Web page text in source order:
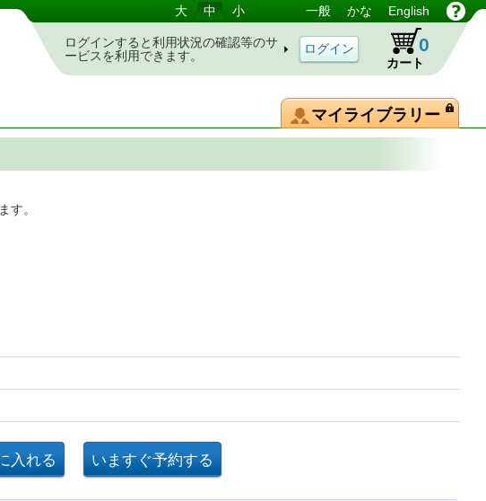
大 中 小 一般 かな English
ログインすると利用状況の確認等のサ
ービスを利用できます。
カート
0
マイライブラリー
す。